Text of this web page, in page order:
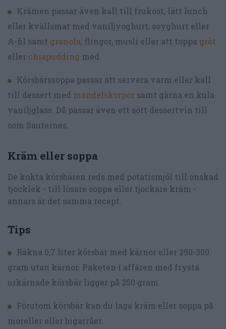
Krämen passar även kall till frukost, lätt lunch
eller kvällsmat med vaniljyoghurt, soyghurt eller
A-fil samt granola, flingor, musli eller att toppa gröt
eller chiapudding med.
Körsbärssoppa passar att servera varm eller kall
till dessert med mandelskorpor samt gärna en kula
vaniljglass. Då passar även ett sött dessertvin till
som Sauternes.
Kräm eller soppa
De kokta körsbären reds med potatismjöl till önskad
tjocklek - till lösare soppa eller tjockare kräm -
annars är det samma recept.
Tips
Räkna 0,7 liter körsbär med kärnor eller 250-300
gram utan kärnor. Paketen i affären med frysta
urkärnade körsbär ligger på 250 gram.
Förutom körsbär kan du laga kräm eller soppa på
moreller eller bigarråer.